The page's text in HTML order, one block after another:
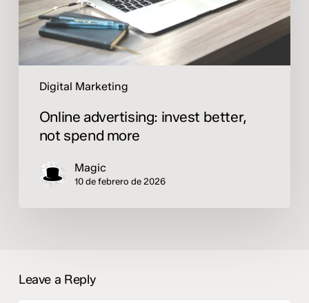
Digital Marketing
Online advertising: invest better,
not spend more
Magic
10 de febrero de 2026
Leave a Reply